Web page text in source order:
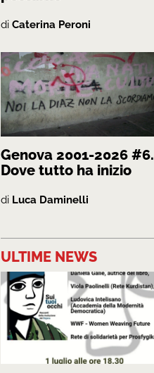
di Caterina Peroni
Genova 2001-2026 #6.
Dove tutto ha inizio
di Luca Daminelli
ULTIME NEWS